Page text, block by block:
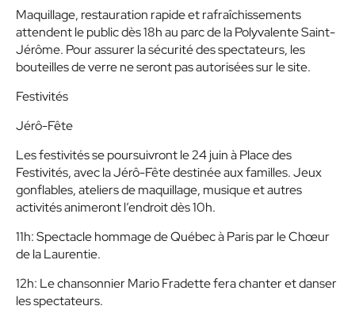
Maquillage, restauration rapide et rafraîchissements
attendent le public dès 18h au parc de la Polyvalente Saint-
Jérôme. Pour assurer la sécurité des spectateurs, les
bouteilles de verre ne seront pas autorisées sur le site.
Festivités
Jérô-Fête
Les festivités se poursuivront le 24 juin à Place des
Festivités, avec la Jérô-Fête destinée aux familles. Jeux
gonflables, ateliers de maquillage, musique et autres
activités animeront l’endroit dès 10h.
11h: Spectacle hommage de Québec à Paris par le Chœur
de la Laurentie.
12h: Le chansonnier Mario Fradette fera chanter et danser
les spectateurs.